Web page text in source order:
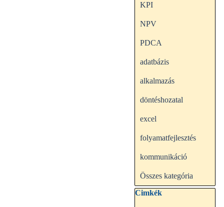
KPI
NPV
PDCA
adatbázis
alkalmazás
döntéshozatal
excel
folyamatfejlesztés
kommunikáció
Összes kategória
Kihagy blokk Cimkék
Cimkék